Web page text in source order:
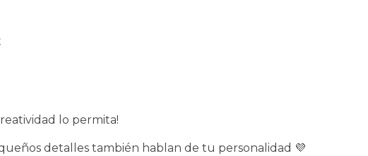
lo permita!
detalles también hablan de tu personalidad 💜